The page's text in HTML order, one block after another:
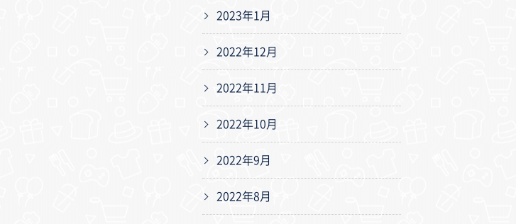
2023年1月
2022年12月
2022年11月
2022年10月
2022年9月
2022年8月